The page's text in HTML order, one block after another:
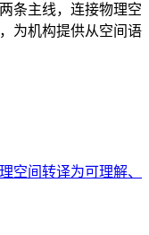
条主线，连接物理空
为机构提供从空间语
空间转译为可理解、